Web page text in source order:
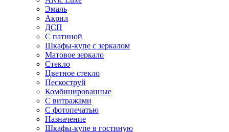
Эмаль
Акрил
ДСП
С патиной
Шкафы-купе с зеркалом
Матовое зеркало
Стекло
Цветное стекло
Пескоструй
Комбинированные
С витражами
С фотопечатью
Назначение
Шкафы-купе в гостиную